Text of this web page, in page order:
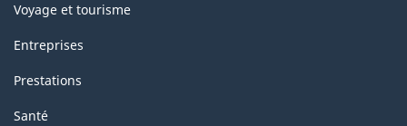
Voyage et tourisme
Entreprises
Prestations
Santé